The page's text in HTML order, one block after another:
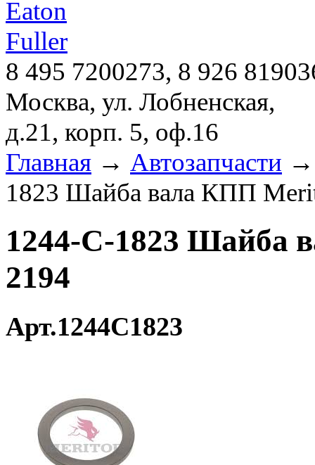
8 495 7200273, 8 926
Москва, ул. Лобненская,
д.21, корп. 5, оф.16
Главная → Автозапчасти
1823 Шайба вала КПП
1244-C-1823 Шайба
2194
Арт.1244C1823